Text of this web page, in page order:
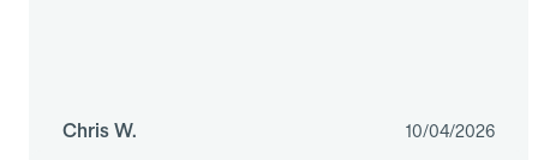
Chris W. 10/04/2026